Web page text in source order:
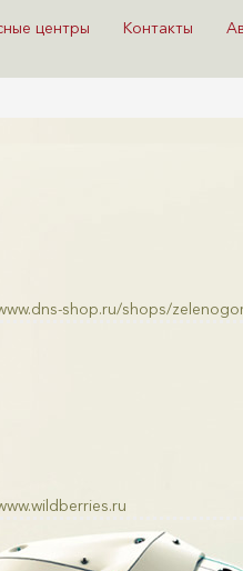
центры Контакты
shop.ru/shops/